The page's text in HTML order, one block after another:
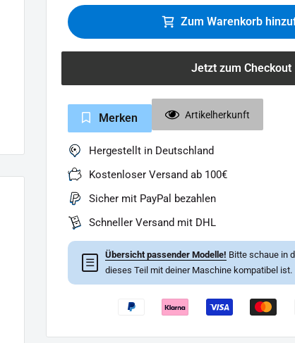
Zum Warenkorb
Jetzt zum Checkout
Merken Artikelherkunft
Hergestellt in Deutschland
Kostenloser Versand ab 100€
Sicher mit PayPal bezahlen
Schneller Versand mit DHL
☰
Übersicht passender Modelle! Bitte schaue in
dieses Teil mit deiner Maschine kompatibel ist.